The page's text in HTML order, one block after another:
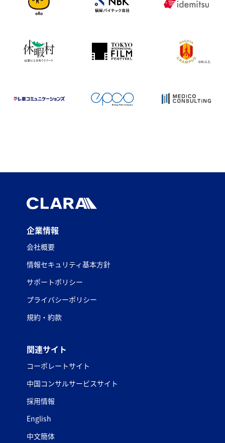
企業情報
会社概要
情報セキュリティ基本方針
サポートポリシー
プライバシーポリシー
規約・約款
関連サイト
コーポレートサイト
中国コンサルサービスサイト
採用情報
English
中文簡体